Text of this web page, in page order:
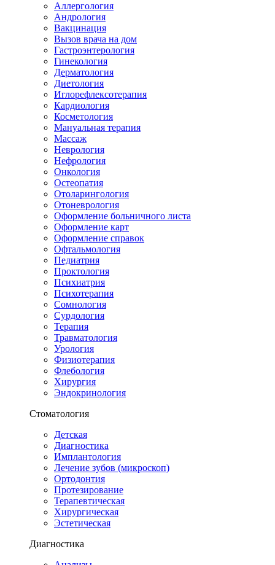
Аллергология
Андрология
Вакцинация
Вызов врача на дом
Гастроэнтерология
Гинекология
Дерматология
Диетология
Иглорефлексотерапия
Кардиология
Косметология
Мануальная терапия
Массаж
Неврология
Нефрология
Онкология
Остеопатия
Отоларингология
Отоневрология
Оформление больничного листа
Оформление карт
Оформление справок
Офтальмология
Педиатрия
Проктология
Психиатрия
Психотерапия
Сомнология
Сурдология
Терапия
Травматология
Урология
Физиотерапия
Флебология
Хирургия
Эндокринология
Стоматология
Детская
Диагностика
Имплантология
Лечение зубов (микроскоп)
Ортодонтия
Протезирование
Терапевтическая
Хирургическая
Эстетическая
Диагностика